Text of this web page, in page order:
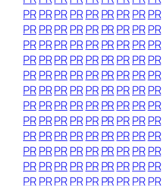
PRPRPRPRPR PRPRPRPR
PRPRPRPRPR PRPRPRPR
PRPRPRPRPR PRPRPRPR
PRPRPRPRPR PRPRPRPR
PRPRPRPRPR PRPRPRPR
PRPRPRPRPR PRPRPRPR
PRPRPRPRPR PRPRPRPR
PRPRPRPRPR PRPRPRPR
PRPRPRPRPR PRPRPRPR
PRPRPRPRPR PRPRPRPR
PRPRPRPRPR PRPRPRPR
PRPRPRPRPR PRPRPRPR